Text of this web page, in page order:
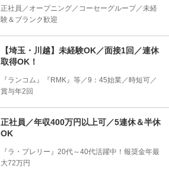
正社員／オープニング／コーセーグループ／未経
験＆ブランク歓迎
【埼玉・川越】未経験OK／面接1回／連休
取得OK！
『ランコム』『RMK』等／9：45始業／時短可／
賞与年2回
正社員／年収400万円以上可／5連休＆半休
OK
『ラ・プレリー』20代～40代活躍中！報奨金年最
大72万円